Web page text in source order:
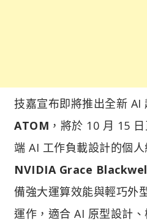
技嘉宣布即將推出全新 AI
ATOM ，將於 10 月 15
端 AI 工作負載設計的個
NVIDIA Grace
備強大運算效能與輕巧外
運作，適合 AI 原型設計